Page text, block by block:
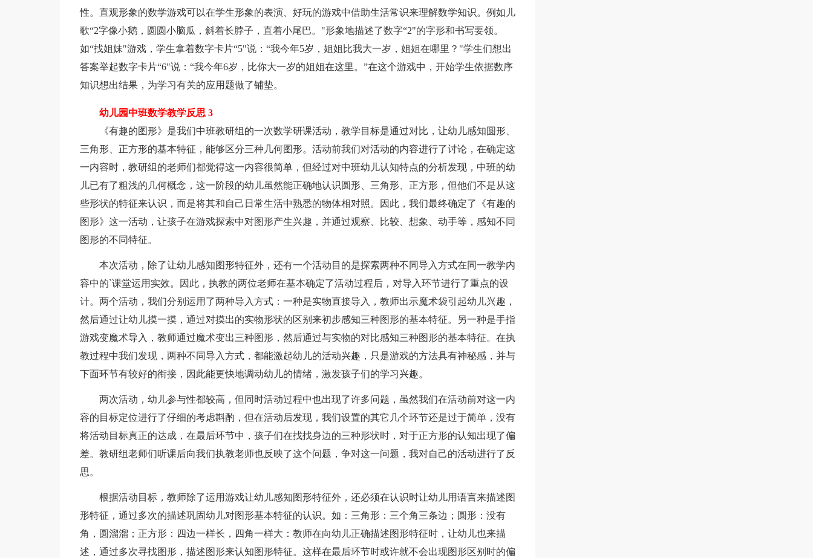
性。直观形象的数学游戏可以在学生形象的表演、好玩的游戏中借助生活常识来理解数学知识。例如儿
歌“2字像小鹅，圆圆小脑瓜，斜着长脖子，直着小尾巴。"形象地描述了数字“2"的字形和书写要领。
如“找姐妹"游戏，学生拿着数字卡片“5"说：“我今年5岁，姐姐比我大一岁，姐姐在哪里？"学生们想出
答案举起数字卡片“6"说：“我今年6岁，比你大一岁的姐姐在这里。”在这个游戏中，开始学生依据数序
知识想出结果，为学习有关的应用题做了铺垫。
幼儿园中班数学教学反思 3
《有趣的图形》是我们中班教研组的一次数学研课活动，教学目标是通过对比，让幼儿感知圆形、
三角形、正方形的基本特征，能够区分三种几何图形。活动前我们对活动的内容进行了讨论，在确定这
一内容时，教研组的老师们都觉得这一内容很简单，但经过对中班幼儿认知特点的分析发现，中班的幼
儿已有了粗浅的几何概念，这一阶段的幼儿虽然能正确地认识圆形、三角形、正方形，但他们不是从这
些形状的特征来认识，而是将其和自己日常生活中熟悉的物体相对照。因此，我们最终确定了《有趣的
图形》这一活动，让孩子在游戏探索中对图形产生兴趣，并通过观察、比较、想象、动手等，感知不同
图形的不同特征。
本次活动，除了让幼儿感知图形特征外，还有一个活动目的是探索两种不同导入方式在同一教学内
容中的`课堂运用实效。因此，执教的两位老师在基本确定了活动过程后，对导入环节进行了重点的设
计。两个活动，我们分别运用了两种导入方式：一种是实物直接导入，教师出示魔术袋引起幼儿兴趣，
然后通过让幼儿摸一摸，通过对摸出的实物形状的区别来初步感知三种图形的基本特征。另一种是手指
游戏变魔术导入，教师通过魔术变出三种图形，然后通过与实物的对比感知三种图形的基本特征。在执
教过程中我们发现，两种不同导入方式，都能激起幼儿的活动兴趣，只是游戏的方法具有神秘感，并与
下面环节有较好的衔接，因此能更快地调动幼儿的情绪，激发孩子们的学习兴趣。
两次活动，幼儿参与性都较高，但同时活动过程中也出现了许多问题，虽然我们在活动前对这一内
容的目标定位进行了仔细的考虑斟酌，但在活动后发现，我们设置的其它几个环节还是过于简单，没有
将活动目标真正的达成，在最后环节中，孩子们在找找身边的三种形状时，对于正方形的认知出现了偏
差。教研组老师们听课后向我们执教老师也反映了这个问题，争对这一问题，我对自己的活动进行了反
思。
根据活动目标，教师除了运用游戏让幼儿感知图形特征外，还必须在认识时让幼儿用语言来描述图
形特征，通过多次的描述巩固幼儿对图形基本特征的认识。如：三角形：三个角三条边；圆形：没有
角，圆溜溜；正方形：四边一样长，四角一样大：教师在向幼儿正确描述图形特征时，让幼儿也来描
述，通过多次寻找图形，描述图形来认知图形特征。这样在最后环节时或许就不会出现图形区别时的偏